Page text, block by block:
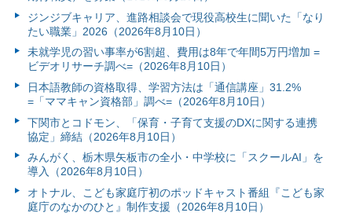
ジンジブキャリア、進路相談会で現役高校生に聞いた「なり
たい職業」2026（2026年8月10日）
未就学児の習い事率が6割超、費用は8年で年間5万円増加 =
ビデオリサーチ調べ=（2026年8月10日）
日本語教師の資格取得、学習方法は「通信講座」31.2%
=「ママキャン資格部」調べ=（2026年8月10日）
下関市とコドモン、「保育・子育て支援のDXに関する連携
協定」締結（2026年8月10日）
みんがく、栃木県矢板市の全小・中学校に「スクールAI」を
導入（2026年8月10日）
オトナル、こども家庭庁初のポッドキャスト番組『こども家
庭庁のなかのひと』制作支援（2026年8月10日）